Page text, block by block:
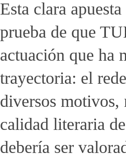
Esta clara
prueba de que
actuación que ha
trayectoria: el
diversos
calidad literaria
debería ser